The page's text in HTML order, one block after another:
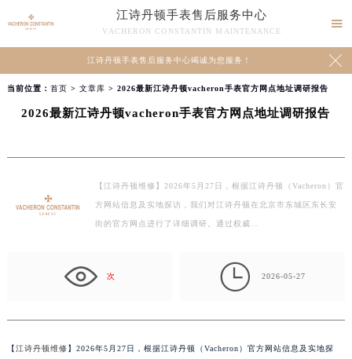
江诗丹顿手表售后服务中心
VACHERON CONSTANTIN MAINTENANCE

江诗丹顿手表售后服务中心竭诚为您服务！ 
当前位置： 首页 > 文章库 > 2026最新江诗丹顿vacheron手表官方网点地址调研报告
2026最新江诗丹顿vacheron手表官方网点地址调研报告
【江诗丹顿维修】2026年5月27日，根据江诗丹顿（Vacheron）官
方网站信息及实地探访，我们对江诗丹顿在北京市东城区东长安
街的官方网点进行了详细调研。通过权威…
次  2026-05-27
【江诗丹顿维修】2026年5月27日，根据江诗丹顿（Vacheron）官方网站信息及实地探